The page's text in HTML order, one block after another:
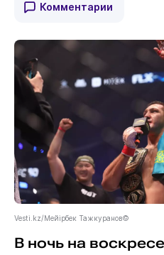
Комментарии
Vesti.kz/Мейірбек Тажкуранов©
В ночь на